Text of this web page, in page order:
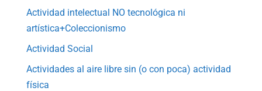
Actividad intelectual NO tecnológica ni
artística+Coleccionismo
Actividad Social
Actividades al aire libre sin (o con poca) actividad
física